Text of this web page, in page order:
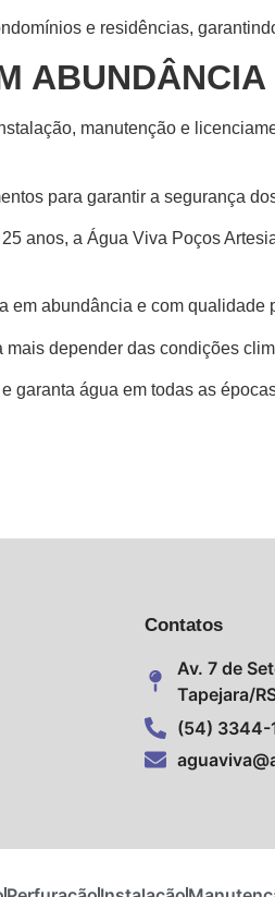
e residências,
manutenção e
para garantir a segurança
anos, a Água Viva Poços
em abundância e com qualidade
depender das condições
garanta água em todas as
Contatos
Av. 7 de
Tapejara/
(54) 3344-